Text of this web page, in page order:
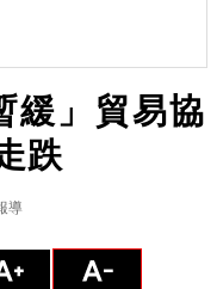
緩」貿易協
跌
導